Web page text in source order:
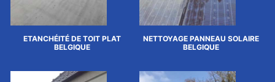
ETANCHÉITÉ DE TOIT PLAT
BELGIQUE
NETTOYAGE PANNEAU SOLAIRE
BELGIQUE